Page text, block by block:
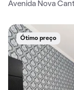
Avenida Nova
Ótimo preço